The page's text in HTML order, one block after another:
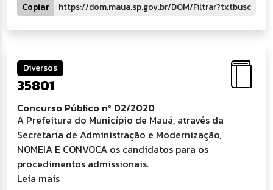
Copiar
Diversos
35801
Concurso Público nº 02/2020
A Prefeitura do Município de Mauá, através da
Secretaria de Administração e Modernização,
NOMEIA E CONVOCA os candidatos para os
procedimentos admissionais.
Leia mais